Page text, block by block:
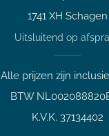
1741 XH Schagen
Uitsluitend op
Alle prijzen zijn
BTW
K.V.K. 37134402
Vraag